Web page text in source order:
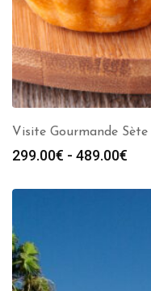
Visite Gourmande
299.00€ - 489.00€